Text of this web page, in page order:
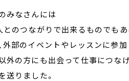
みなさんには
とのつながりで出来るものでもあ
外部のイベントやレッスンに参加
外の方にも出会って仕事につな
送りました。